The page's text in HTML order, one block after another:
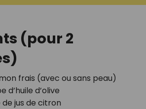
(pour 2
frais (avec ou sans peau)
d’huile d’olive
jus de citron